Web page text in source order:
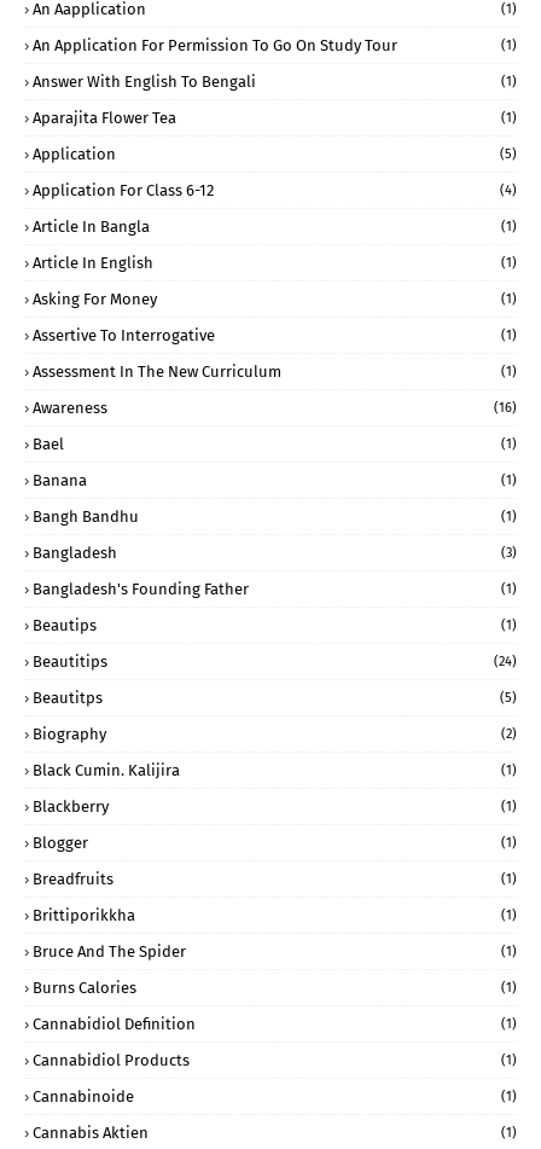
An Aapplication (1)
An Application For Permission To Go On Study Tour (1)
Answer With English To Bengali (1)
Aparajita Flower Tea (1)
Application (5)
Application For Class 6-12 (4)
Article In Bangla (1)
Article In English (1)
Asking For Money (1)
Assertive To Interrogative (1)
Assessment In The New Curriculum (1)
Awareness (16)
Bael (1)
Banana (1)
Bangh Bandhu (1)
Bangladesh (3)
Bangladesh's Founding Father (1)
Beautips (1)
Beautitips (24)
Beautitps (5)
Biography (2)
Black Cumin. Kalijira (1)
Blackberry (1)
Blogger (1)
Breadfruits (1)
Brittiporikkha (1)
Bruce And The Spider (1)
Burns Calories (1)
Cannabidiol Definition (1)
Cannabidiol Products (1)
Cannabinoide (1)
Cannabis Aktien (1)